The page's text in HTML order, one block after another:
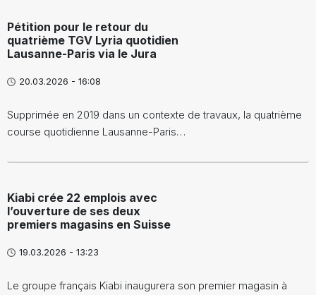
Pétition pour le retour du
quatrième TGV Lyria quotidien
Lausanne-Paris via le Jura
20.03.2026 - 16:08
Supprimée en 2019 dans un contexte de travaux, la quatrième
course quotidienne Lausanne-Paris…
Kiabi crée 22 emplois avec
l’ouverture de ses deux
premiers magasins en Suisse
19.03.2026 - 13:23
Le groupe français Kiabi inaugurera son premier magasin à